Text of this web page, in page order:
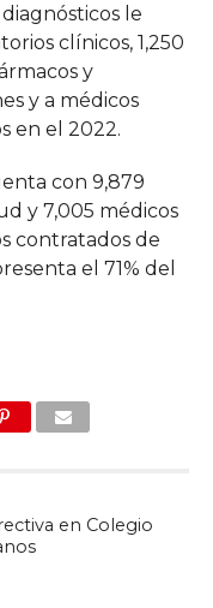
le
clínicos, 1,250
y
y a médicos
en el 2022.
con 9,879
y 7,005 médicos
contratados de
el 71% del
en Colegio